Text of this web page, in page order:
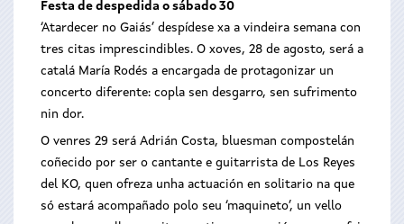
Festa de despedida o sábado 30
‘Atardecer no Gaiás’ despídese xa a vindeira semana con
tres citas imprescindibles. O xoves, 28 de agosto, será a
catalá María Rodés a encargada de protagonizar un
concerto diferente: copla sen desgarro, sen sufrimento
nin dor.
O venres 29 será Adrián Costa, bluesman compostelán
coñecido por ser o cantante e guitarrista de Los Reyes
del KO, quen ofreza unha actuación en solitario na que
só estará acompañado polo seu ‘maquineto’, un vello